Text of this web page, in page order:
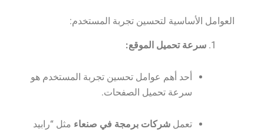
العوامل الأساسية لتحسين تجربة المستخدم:
سرعة تحميل الموقع:
أحد أهم عوامل تحسين تجربة المستخدم هو
سرعة تحميل الصفحات.
تعمل شركات برمجة في صنعاءمثل “رابيد